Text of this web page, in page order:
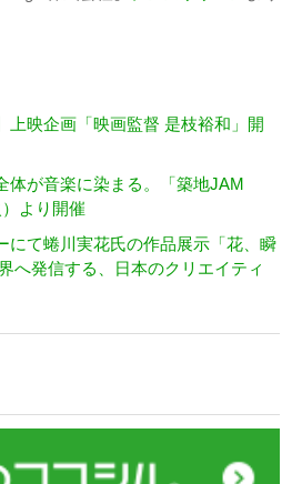
上映企画「映画監督 是枝裕和」開
体が音楽に染まる。「築地JAM
より開催
にて蜷川実花氏の作品展示「花、瞬
へ発信する、日本のクリエイティ